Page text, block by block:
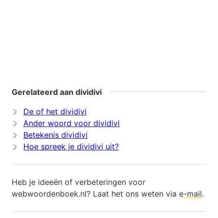
Gerelateerd aan dividivi
De of het dividivi
Ander woord voor dividivi
Betekenis dividivi
Hoe spreek je dividivi uit?
Heb je ideeën of verbeteringen voor
webwoordenboek.nl? Laat het ons weten via e-mail.